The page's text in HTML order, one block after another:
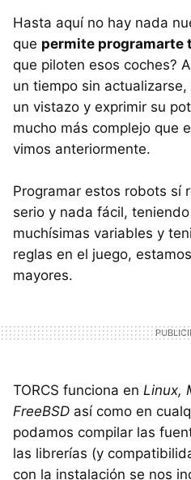
Hasta aquí no hay nada
que permite programarte
que piloten esos coches?
un tiempo sin
un vistazo y exprimir su
mucho más complejo que
vimos anteriormente.
Programar estos robots sí
serio y nada fácil,
muchísimas variables y
reglas en el juego,
mayores.
TORCS funciona en Linux,
FreeBSD así como en
podamos compilar las
las librerías (y
con la instalación se nos